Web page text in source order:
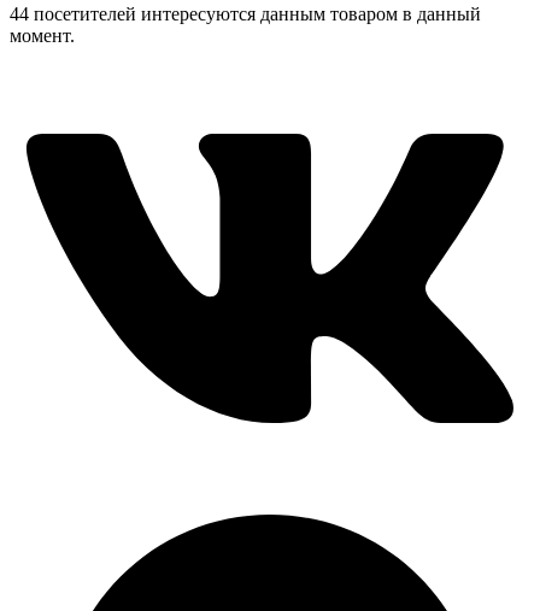
44 посетителей интересуются данным товаром в данный
момент.